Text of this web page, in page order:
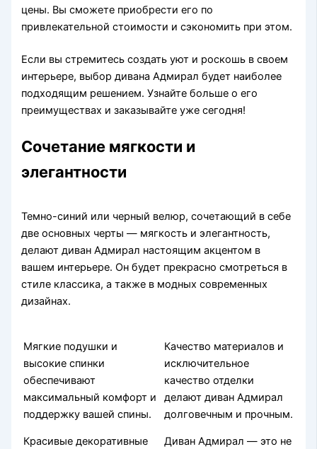
цены. Вы сможете приобрести его по
привлекательной стоимости и сэкономить при этом.
Если вы стремитесь создать уют и роскошь в своем
интерьере, выбор дивана Адмирал будет наиболее
подходящим решением. Узнайте больше о его
преимуществах и заказывайте уже сегодня!
Сочетание мягкости и
элегантности
Темно-синий или черный велюр, сочетающий в себе
две основных черты — мягкость и элегантность,
делают диван Адмирал настоящим акцентом в
вашем интерьере. Он будет прекрасно смотреться в
стиле классика, а также в модных современных
дизайнах.
Мягкие подушки и
высокие спинки
обеспечивают
максимальный комфорт и
поддержку вашей спины.
Красивые декоративные
Качество материалов и
исключительное
качество отделки
делают диван Адмирал
долговечным и прочным.
Диван Адмирал — это не